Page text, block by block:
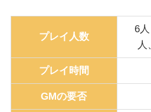
プレイ人数
6
人
プレイ時間
GMの要否